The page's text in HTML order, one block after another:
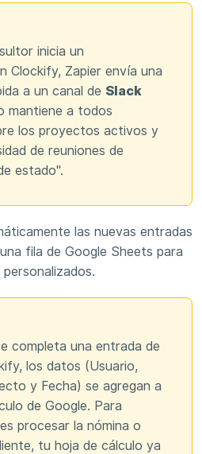
inicia un
Clockify, Zapier envía una
a un canal de Slack
mantiene a todos
los proyectos activos y
de reuniones de
estado".
las nuevas entradas
fila de Google Sheets para
completa una entrada de
los datos (Usuario,
y Fecha) se agregan a
de Google. Para
procesar la nómina o
tu hoja de cálculo ya